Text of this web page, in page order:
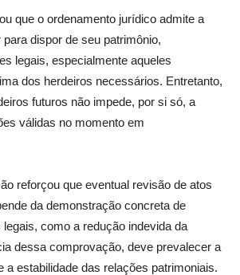
que o ordenamento jurídico admite a
para dispor de seu patrimônio,
legais, especialmente aqueles
dos herdeiros necessários. Entretanto,
futuros não impede, por si só, a
válidas no momento em
reforçou que eventual revisão de atos
da demonstração concreta de
como a redução indevida da
dessa comprovação, deve prevalecer a
a estabilidade das relações patrimoniais.